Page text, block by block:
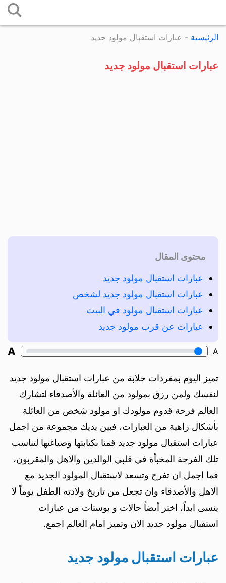
إلى
المحتوى
الرئيسية - عبارات استقبال مولود جديد
عبارات استقبال مولود جديد
محتوى المقال
عبارات استقبال مولود جديد
عبارات استقبال مولود جديد لشخص
عبارات استقبال مولود في البيت
عبارات عن قرب مولود جديد
A
A
تميز اليوم بمفردات خلابة من عبارات استقبال مولود جديد
لنفسك ولمن رزق بمولود من العائلة والأصدقاء لتشارك
العالم فرحة قدوم مولودك او مولود شخص من العائلة
بأشكال زاهية من العبارات، فبين يديك مجموعة من اجمل
عبارات استقبال مولود جديد قمنا بكتابتها وصياغتها لتناسب
تلك الفرحة المخبأة في قلبي الوالدين والاهل والمقربون،
فما اجمل ان تفرح وتسعد لاستقبال المولود الجديد مع
الاهل والأصدقاء وان تجعل من تاريخ ولادته الطفل يوماً لا
ينسى ابداً، اختر أيضاً حالات و بوستات من عبارات
استقبال مولود جديد الان وتميز امام العالم اجمع.
عبارات استقبال مولود جديد